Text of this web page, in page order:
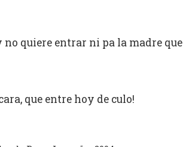
no quiere entrar ni pa la madre que
que entre hoy de culo!